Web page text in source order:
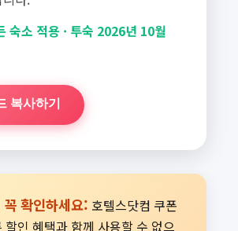
숙소 적용 · 투숙 2026년 10월
복사하기
확인하세요: 호텔스닷컴 쿠폰
할인 혜택과 함께 사용할 수 없으